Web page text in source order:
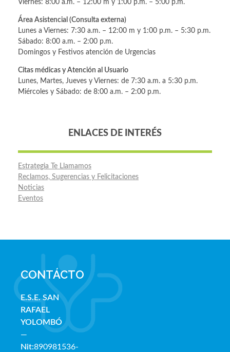
Viernes: 8:00 a.m. – 12:00 m y 1:00 p.m. – 5:00 p.m.
Área Asistencial (Consulta externa)
Lunes a Viernes: 7:30 a.m. – 12:00 m y 1:00 p.m. – 5:30 p.m.
Sábado: 8:00 a.m. – 2:00 p.m.
Domingos y Festivos atención de Urgencias
Citas médicas y Atención al Usuario
Lunes, Martes, Jueves y Viernes: de 7:30 a.m. a 5:30 p.m.
Miércoles y Sábado: de 8:00 a.m. – 2:00 p.m.
ENLACES DE INTERÉS
Estrategia Te Llamamos
Reclamos, Sugerencias y Felicitaciones
Noticias
Eventos
CONTÁCTO
E.S.E. SAN
RAFAEL
YOLOMBÓ
—
Nit:890981536-